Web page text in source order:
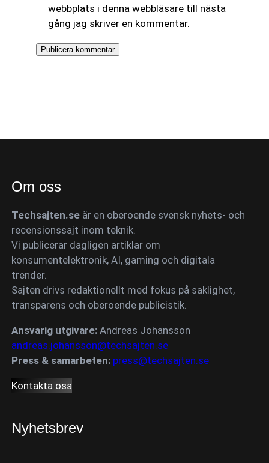
webbplats i denna webbläsare till nästa
gång jag skriver en kommentar.
Om oss
Techsajten.se är en oberoende svensk nyhets- och
recensionssajt inom teknik.
Vi publicerar dagligen artiklar om
konsumentelektronik, AI, gaming och digitala
trender.
Sajten drivs redaktionellt med fokus på saklighet,
transparens och oberoende publicistik.
Ansvarig utgivare: Andreas Johansson
andreas.johansson@techsajten.se
Press & samarbeten: press@techsajten.se
Kontakta oss
Nyhetsbrev